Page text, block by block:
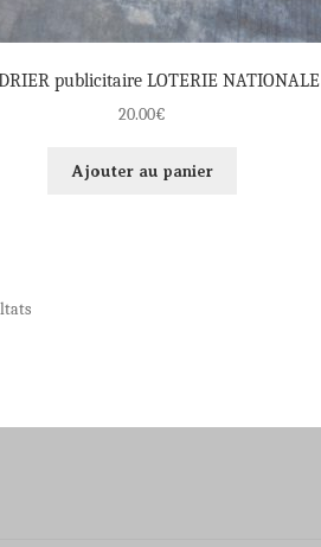
publicitaire LOTERIE NATIONALE
20.00€
Ajouter au panier